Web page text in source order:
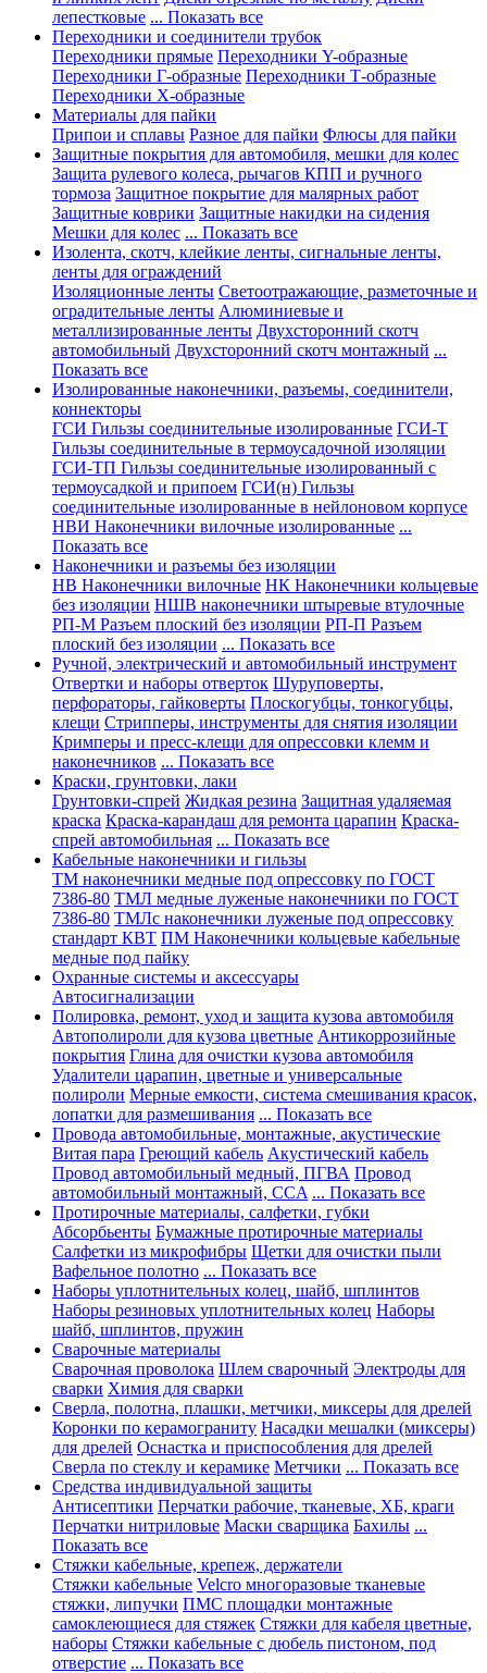
лепестковые ... Показать все
Переходники и соединители трубок
Переходники прямые Переходники Y-образные
Переходники Г-образные Переходники Т-образные
Переходники Х-образные
Материалы для пайки
Припои и сплавы Разное для пайки Флюсы для пайки
Защитные покрытия для автомобиля, мешки для колес
Защита рулевого колеса, рычагов КПП и ручного
тормоза Защитное покрытие для малярных работ
Защитные коврики Защитные накидки на сидения
Мешки для колес ... Показать все
Изолента, скотч, клейкие ленты, сигнальные ленты,
ленты для ограждений
Изоляционные ленты Светоотражающие, разметочные и
оградительные ленты Алюминиевые и
металлизированные ленты Двухсторонний скотч
автомобильный Двухсторонний скотч монтажный ...
Показать все
Изолированные наконечники, разъемы, соединители,
коннекторы
ГСИ Гильзы соединительные изолированные ГСИ-Т
Гильзы соединительные в термоусадочной изоляции
ГСИ-ТП Гильзы соединительные изолированный с
термоусадкой и припоем ГСИ(н) Гильзы
соединительные изолированные в нейлоновом корпусе
НВИ Наконечники вилочные изолированные ...
Показать все
Наконечники и разъемы без изоляции
НВ Наконечники вилочные НК Наконечники кольцевые
без изоляции НШВ наконечники штыревые втулочные
РП-М Разъем плоский без изоляции РП-П Разъем
плоский без изоляции ... Показать все
Ручной, электрический и автомобильный инструмент
Отвертки и наборы отверток Шуруповерты,
перфораторы, гайковерты Плоскогубцы, тонкогубцы,
клещи Стрипперы, инструменты для снятия изоляции
Кримперы и пресс-клещи для опрессовки клемм и
наконечников ... Показать все
Краски, грунтовки, лаки
Грунтовки-спрей Жидкая резина Защитная удаляемая
краска Краска-карандаш для ремонта царапин Краска-
спрей автомобильная ... Показать все
Кабельные наконечники и гильзы
ТМ наконечники медные под опрессовку по ГОСТ
7386-80 ТМЛ медные луженые наконечники по ГОСТ
7386-80 ТМЛс наконечники луженые под опрессовку
стандарт КВТ ПМ Наконечники кольцевые кабельные
медные под пайку
Охранные системы и аксессуары
Автосигнализации
Полировка, ремонт, уход и защита кузова автомобиля
Автополироли для кузова цветные Антикоррозийные
покрытия Глина для очистки кузова автомобиля
Удалители царапин, цветные и универсальные
полироли Мерные емкости, система смешивания красок,
лопатки для размешивания ... Показать все
Провода автомобильные, монтажные, акустические
Витая пара Греющий кабель Акустический кабель
Провод автомобильный медный, ПГВА Провод
автомобильный монтажный, CCA ... Показать все
Протирочные материалы, салфетки, губки
Абсорбьенты Бумажные протирочные материалы
Салфетки из микрофибры Щетки для очистки пыли
Вафельное полотно ... Показать все
Наборы уплотнительных колец, шайб, шплинтов
Наборы резиновых уплотнительных колец Наборы
шайб, шплинтов, пружин
Сварочные материалы
Сварочная проволока Шлем сварочный Электроды для
сварки Химия для сварки
Сверла, полотна, плашки, метчики, миксеры для дрелей
Коронки по керамограниту Насадки мешалки (миксеры)
для дрелей Оснастка и приспособления для дрелей
Сверла по стеклу и керамике Метчики ... Показать все
Средства индивидуальной защиты
Антисептики Перчатки рабочие, тканевые, ХБ, краги
Перчатки нитриловые Маски сварщика Бахилы ...
Показать все
Стяжки кабельные, крепеж, держатели
Стяжки кабельные Velcro многоразовые тканевые
стяжки, липучки ПМС площадки монтажные
самоклеющиеся для стяжек Стяжки для кабеля цветные,
наборы Стяжки кабельные с дюбель пистоном, под
отверстие ... Показать все